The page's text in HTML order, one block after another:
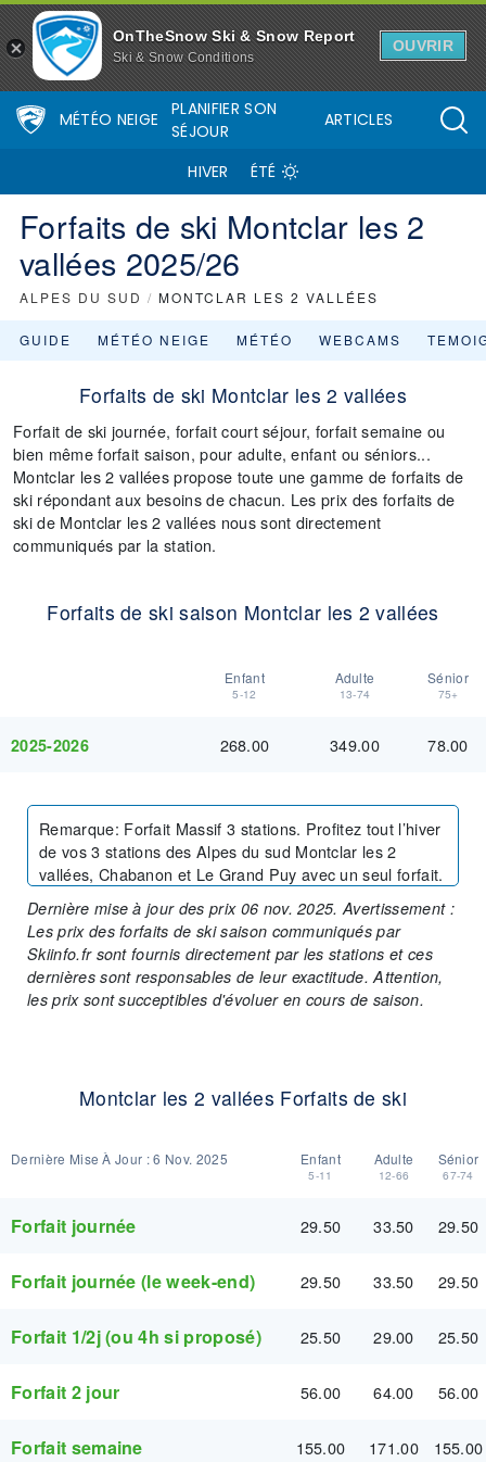
OnTheSnow Ski & Snow Report
Ski & Snow Conditions
OUVRIR
MÉTÉO NEIGE
PLANIFIER SON
SÉJOUR
ARTICLES
HIVER ÉTÉ
Forfaits de ski Montclar les 2
vallées 2025/26
ALPES DU SUD / MONTCLAR LES 2 VALLÉES
GUIDE MÉTÉO NEIGE MÉTÉO WEBCAMS
Forfaits de ski Montclar les 2 vallées
Forfait de ski journée, forfait court séjour, forfait semaine ou
bien même forfait saison, pour adulte, enfant ou séniors...
Montclar les 2 vallées propose toute une gamme de forfaits de
ski répondant aux besoins de chacun. Les prix des forfaits de
ski de Montclar les 2 vallées nous sont directement
communiqués par la station.
Forfaits de ski saison Montclar les 2 vallées
Enfant
5-12
Adulte
13-74
Sénior
75+
2025-2026 268.00 349.00 78.00
Remarque: Forfait Massif 3 stations. Profitez tout l’hiver
de vos 3 stations des Alpes du sud Montclar les 2
vallées, Chabanon et Le Grand Puy avec un seul forfait.
Dernière mise à jour des prix 06 nov. 2025. Avertissement :
Les prix des forfaits de ski saison communiqués par
Skiinfo.fr sont fournis directement par les stations et ces
dernières sont responsables de leur exactitude. Attention,
les prix sont succeptibles d'évoluer en cours de saison.
Montclar les 2 vallées Forfaits de ski
Dernière Mise À Jour :6 Nov. 2025 Enfant
5-11
Adulte
12-66
Sénior
67-74
Forfait journée 29.50 33.50 29.50
Forfait journée (le week-end) 29.50 33.50 29.50
Forfait 1/2j (ou 4h si proposé) 25.50 29.00 25.50
Forfait 2 jour 56.00 64.00 56.00
Forfait semaine 155.00 171.00 155.00